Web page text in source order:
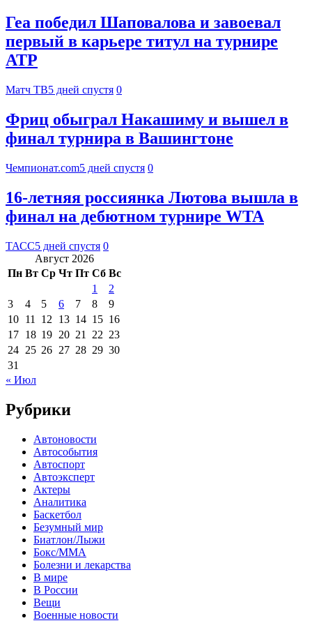
Геа победил Шаповалова и завоевал
первый в карьере титул на турнире
АТР
Матч ТВ5 дней спустя 0
Фриц обыграл Накашиму и вышел в
финал турнира в Вашингтоне
Чемпионат.com5 дней спустя 0
16-летняя россиянка Лютова вышла в
финал на дебютном турнире WTA
ТАСС5 дней спустя 0
Август 2026
Пн Вт Ср Чт Пт Сб Вс
1
2
3
4 5 6 7 8
9
10 11 12 13 14 15 16
17 18 19 20 21 22 23
24 25 26 27 28 29 30
31
« Июл
Рубрики
Автоновости
Автособытия
Автоспорт
Автоэксперт
Актеры
Аналитика
Баскетбол
Безумный мир
Биатлон/Лыжи
Бокс/MMA
Болезни и лекарства
В мире
В России
Вещи
Военные новости